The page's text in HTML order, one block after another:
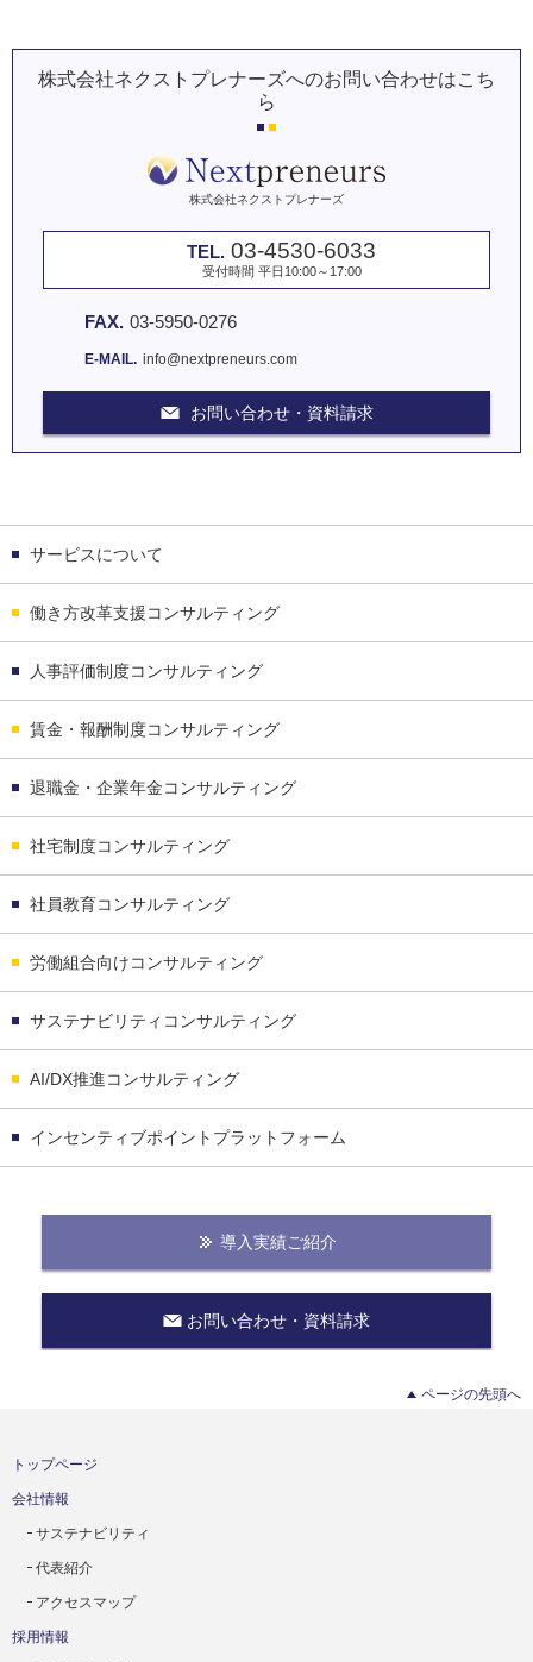
株式会社ネクストプレナーズへのお問い合わせはこち
ら
株式会社ネクストプレナーズ
TEL. 03-4530-6033
受付時間 平日10:00～17:00
FAX. 03-5950-0276
E-MAIL. info@nextpreneurs.com
お問い合わせ・資料請求
サービスについて
働き方改革支援コンサルティング
人事評価制度コンサルティング
賃金・報酬制度コンサルティング
退職金・企業年金コンサルティング
社宅制度コンサルティング
社員教育コンサルティング
労働組合向けコンサルティング
サステナビリティコンサルティング
AI/DX推進コンサルティング
インセンティブポイントプラットフォーム
導入実績ご紹介
お問い合わせ・資料請求
ページの先頭へ
トップページ
会社情報
サステナビリティ
代表紹介
アクセスマップ
採用情報